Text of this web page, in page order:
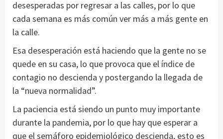
desesperadas por regresar a las calles, por lo que
cada semana es más común ver más a más gente en
la calle.
Esa desesperación está haciendo que la gente no se
quede en su casa, lo que provoca que el índice de
contagio no descienda y postergando la llegada de
la “nueva normalidad”.
La paciencia está siendo un punto muy importante
durante la pandemia, por lo que hay que esperar a
que el semáforo epidemiológico descienda, esto es